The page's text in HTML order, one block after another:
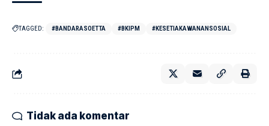
TAGGED: #BANDARASOETTA #BKIPM #KESETIAKAWANANSOSIAL
Tidak ada komentar